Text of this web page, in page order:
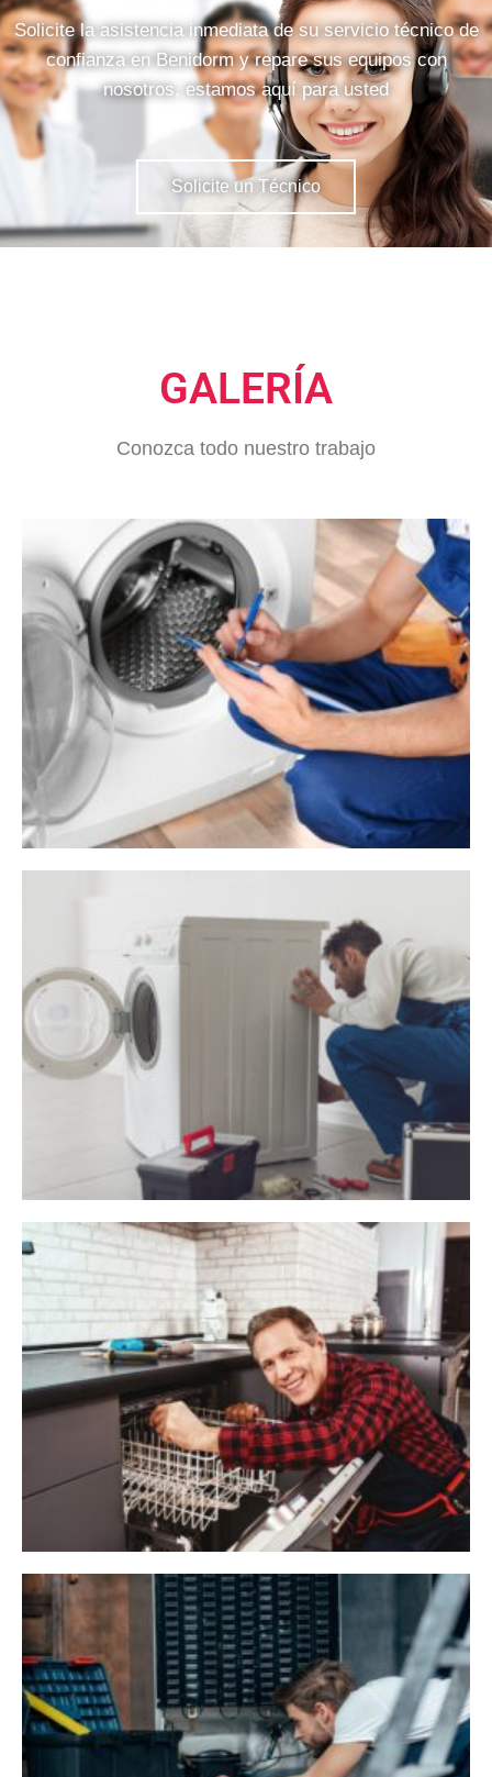
Solicite la asistencia inmediata de su servicio técnico de
confianza en Benidorm y repare sus equipos con
nosotros, estamos aquí para usted
Solicite un Técnico
GALERÍA
Conozca todo nuestro trabajo